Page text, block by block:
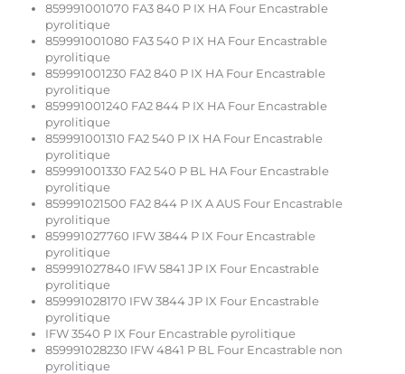
859991001070 FA3 840 P IX HA Four Encastrable
pyrolitique
859991001080 FA3 540 P IX HA Four Encastrable
pyrolitique
859991001230 FA2 840 P IX HA Four Encastrable
pyrolitique
859991001240 FA2 844 P IX HA Four Encastrable
pyrolitique
859991001310 FA2 540 P IX HA Four Encastrable
pyrolitique
859991001330 FA2 540 P BL HA Four Encastrable
pyrolitique
859991021500 FA2 844 P IX A AUS Four Encastrable
pyrolitique
859991027760 IFW 3844 P IX Four Encastrable
pyrolitique
859991027840 IFW 5841 JP IX Four Encastrable
pyrolitique
859991028170 IFW 3844 JP IX Four Encastrable
pyrolitique
IFW 3540 P IX Four Encastrable pyrolitique
859991028230 IFW 4841 P BL Four Encastrable non
pyrolitique